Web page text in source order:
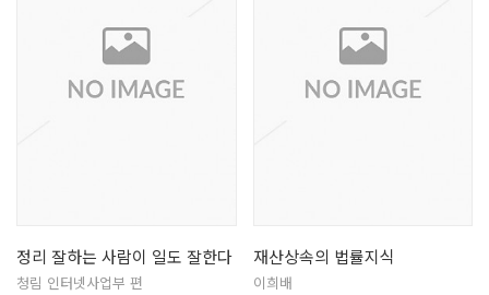
정리 잘하는 사람이 일도 잘한다
청림 인터넷사업부 편
재산상속의 법률지식
이희배